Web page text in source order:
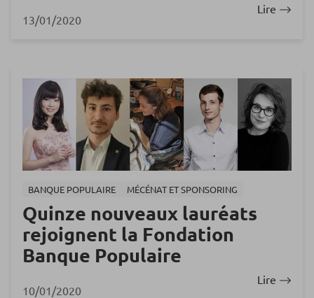
13/01/2020
Lire
BANQUE POPULAIRE MÉCÉNAT ET SPONSORING
Quinze nouveaux lauréats
rejoignent la Fondation
Banque Populaire
10/01/2020
Lire